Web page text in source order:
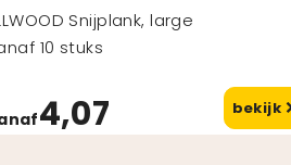
Snijplank, large
10 stuks
4,07 bekijk